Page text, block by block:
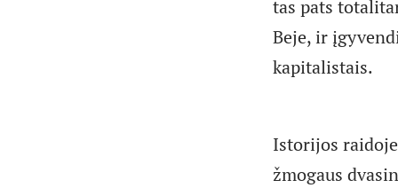
tas pats
Beje, ir
kapitalistais.
Istorijos
žmogaus